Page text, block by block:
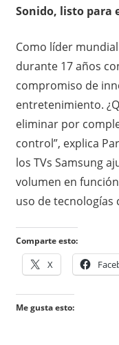
Sonido, listo para
Como líder
durante 17 años
compromiso de
entretenimiento.
eliminar por
control”, explica
los TVs Samsung
volumen en
uso de tecnologías
Comparte esto:
X
Me gusta esto: